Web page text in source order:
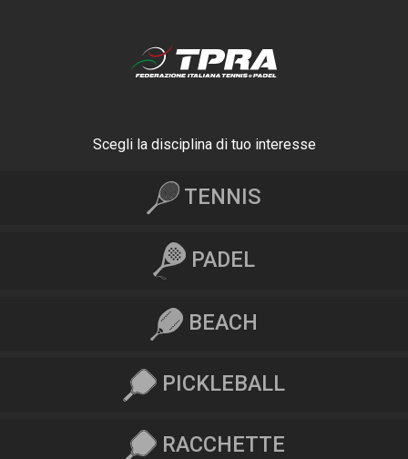
Scegli la disciplina di tuo interesse
TENNIS
PADEL
BEACH
PICKLEBALL
RACCHETTE